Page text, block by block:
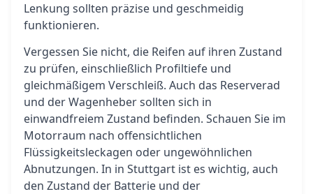
Lenkung sollten präzise und geschmeidig
funktionieren.
Vergessen Sie nicht, die Reifen auf ihren Zustand
zu prüfen, einschließlich Profiltiefe und
gleichmäßigem Verschleiß. Auch das Reserverad
und der Wagenheber sollten sich in
einwandfreiem Zustand befinden. Schauen Sie im
Motorraum nach offensichtlichen
Flüssigkeitsleckagen oder ungewöhnlichen
Abnutzungen. In in Stuttgart ist es wichtig, auch
den Zustand der Batterie und der